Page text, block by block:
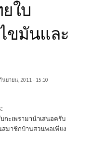
ใบ
ขมันและ
นยายน, 2011 - 15:10
กะเพรามานำเสนอครับ
มาชิกบ้านสวนพอเพียง